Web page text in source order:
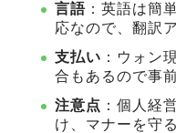
言語 ：英語は簡
応なので、翻訳
支払い ：ウォン
合もあるので事
注意点 ：個人経
け、マナーを守